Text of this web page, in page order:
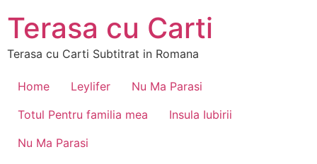
to
content
Terasa cu Carti
Terasa cu Carti Subtitrat in Romana
Home Leylifer
Nu Ma Parasi
Totul Pentru familia mea
Insula Iubirii
Nu Ma Parasi